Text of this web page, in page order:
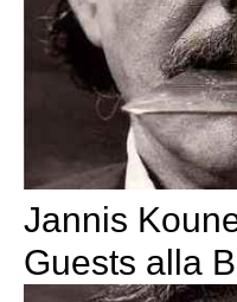
Jannis
Guests alla